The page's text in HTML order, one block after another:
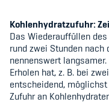
Kohlenhydratzufuhr:
Das Wiederauffüllen
rund zwei Stunden
nennenswert
Erholen hat, z. B. bei
entscheidend,
Zufuhr an